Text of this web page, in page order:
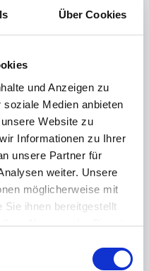
Über Cookies
und Anzeigen zu
Medien anbieten
Website zu
Informationen zu Ihrer
unsere Partner für
weiter. Unsere
möglicherweise mit
Sie ihnen bereitgestellt
Nutzung der Dienste
in unserer